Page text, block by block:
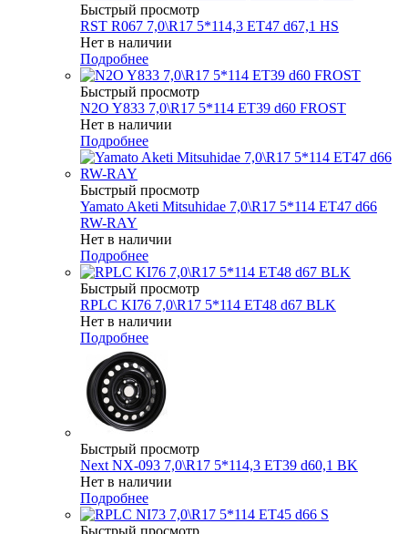
Быстрый просмотр
RST R067 7,0\R17 5*114,3 ET47 d67,1 HS
Нет в наличии
Подробнее
Быстрый просмотр
N2O Y833 7,0\R17 5*114 ET39 d60 FROST
Нет в наличии
Подробнее
Быстрый просмотр
Yamato Aketi Mitsuhidae 7,0\R17 5*114 ET47 d66
RW-RAY
Нет в наличии
Подробнее
Быстрый просмотр
RPLC KI76 7,0\R17 5*114 ET48 d67 BLK
Нет в наличии
Подробнее
Быстрый просмотр
Next NX-093 7,0\R17 5*114,3 ET39 d60,1 BK
Нет в наличии
Подробнее
Быстрый просмотр